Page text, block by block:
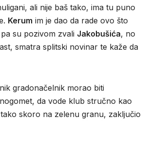
ali nije baš tako, ima tu puno
Kerum im je dao da rade ovo što
su pozivom zvali Jakobušića, no
smatra splitski novinar te kaže da
gradonačelnik morao biti
da vode klub stručno kao
skoro na zelenu granu, zaključio